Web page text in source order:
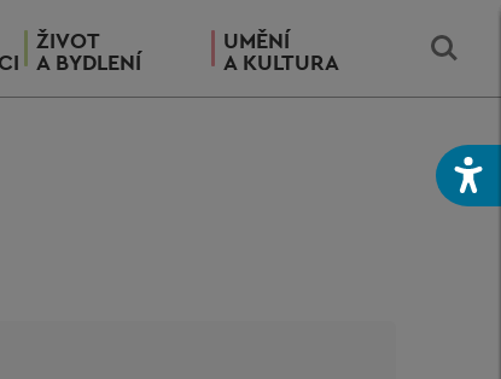
ŽIVOT
A BYDLENÍ
UMĚNÍ
A KULTURA